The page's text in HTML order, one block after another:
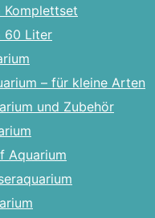
Komplettset
60 Liter
– für kleine Arten
und Zubehör
Aquarium